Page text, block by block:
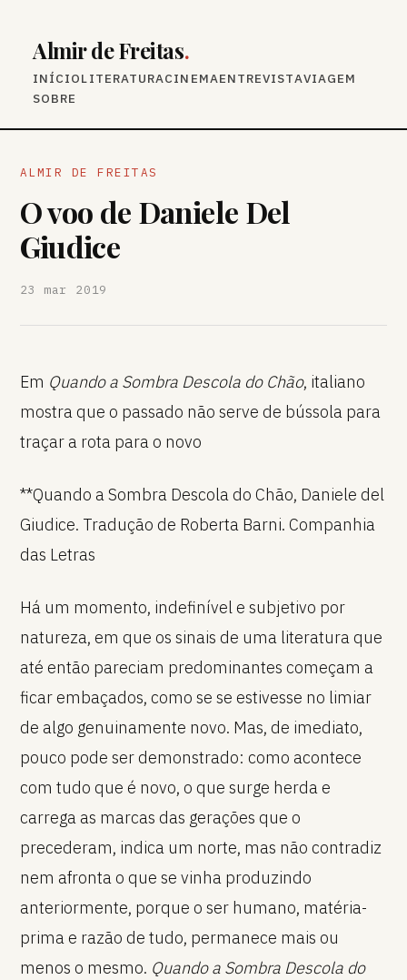
Almir de Freitas.
INÍCIOLITERATURACINEMAENTREVISTAVIAGEM
SOBRE
ALMIR DE FREITAS
O voo de Daniele Del
Giudice
23 mar 2019
Em Quando a Sombra Descola do Chão, italiano
mostra que o passado não serve de bússola para
traçar a rota para o novo
**Quando a Sombra Descola do Chão, Daniele del
Giudice. Tradução de Roberta Barni. Companhia
das Letras
Há um momento, indefinível e subjetivo por
natureza, em que os sinais de uma literatura que
até então pareciam predominantes começam a
ficar embaçados, como se se estivesse no limiar
de algo genuinamente novo. Mas, de imediato,
pouco pode ser demonstrado: como acontece
com tudo que é novo, o que surge herda e
carrega as marcas das gerações que o
precederam, indica um norte, mas não contradiz
nem afronta o que se vinha produzindo
anteriormente, porque o ser humano, matéria-
prima e razão de tudo, permanece mais ou
menos o mesmo. Quando a Sombra Descola do